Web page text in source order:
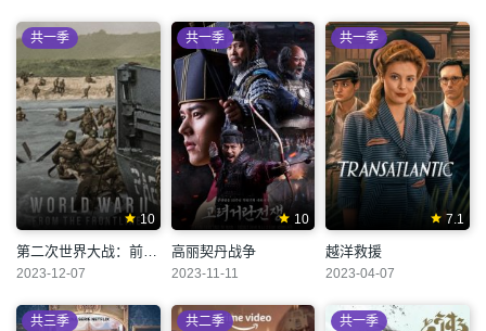
10
共一季
第二次世界大战：前线视角
2023-12-07
10
共一季
高丽契丹战争
2023-11-11
7.1
共一季
越洋救援
2023-04-07
共三季 共二季 共一季